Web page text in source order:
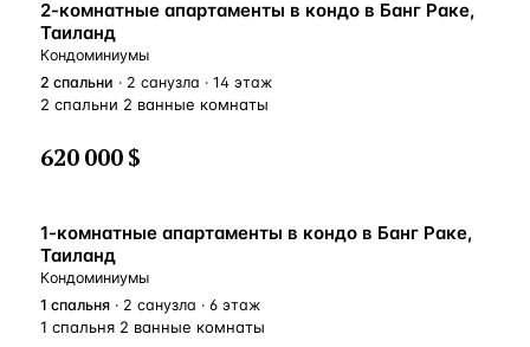
2-комнатные апартаменты в кондо в Банг Раке,
Таиланд
Кондоминиумы
2 спальни · 2 санузла · 14 этаж
2 спальни 2 ванные комнаты
620 000 $
1-комнатные апартаменты в кондо в Банг Раке,
Таиланд
Кондоминиумы
1 спальня · 2 санузла · 6 этаж
1 спальня 2 ванные комнаты